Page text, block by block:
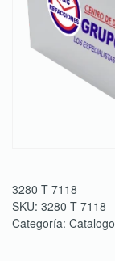
3280 T 7118
SKU: 3280 T 7118
Categoría: Catalogo